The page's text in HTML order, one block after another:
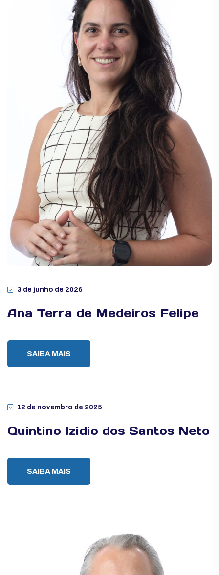
3 de junho de 2026
Ana Terra de Medeiros Felipe
SAIBA MAIS
12 de novembro de 2025
Quintino Izidio dos Santos Neto
SAIBA MAIS